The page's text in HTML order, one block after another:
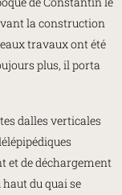
la construction
travaux ont été
plus, il porta
dalles verticales
et de déchargement
du quai se